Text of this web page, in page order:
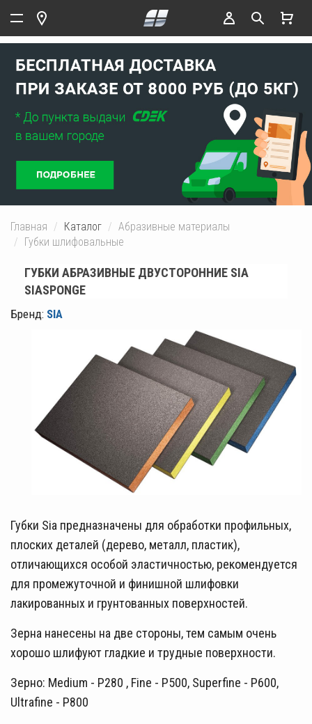
Главная Каталог
Абразивные материалы
Губки шлифовальные
ГУБКИ АБРАЗИВНЫЕ ДВУСТОРОННИЕ SIA
SIASPONGE
Бренд: SIA
Губки Sia предназначены для обработки профильных,
плоских деталей (дерево, металл, пластик),
отличающихся особой эластичностью, рекомендуется
для промежуточной и финишной шлифовки
лакированных и грунтованных поверхностей.
Зерна нанесены на две стороны, тем самым очень
хорошо шлифуют гладкие и трудные поверхности.
Зерно: Medium - P280 , Fine - P500, Superfine - P600,
Ultrafine - P800